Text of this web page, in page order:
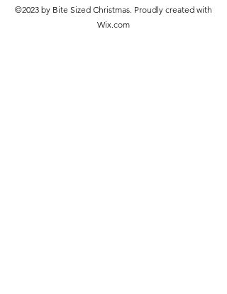
©2023 by Bite Sized Christmas. Proudly created with
Wix.com